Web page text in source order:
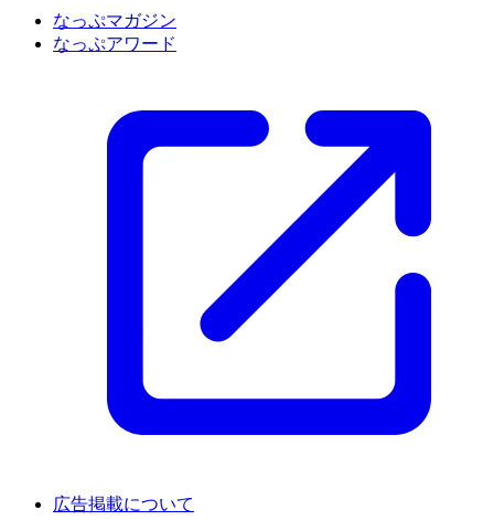
なっぷマガジン
なっぷアワード
広告掲載について